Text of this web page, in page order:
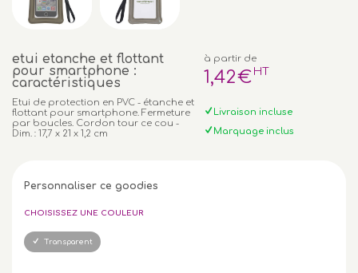
etui etanche et flottant
pour smartphone :
caractéristiques
Etui de protection en PVC - étanche et
flottant pour smartphone. Fermeture
par boucles. Cordon tour ce cou -
Dim. : 17,7 x 21 x 1,2 cm
à partir de
1,42€ HT
Livraison incluse
Marquage inclus
Personnaliser ce goodies
CHOISISSEZ UNE COULEUR
Transparent